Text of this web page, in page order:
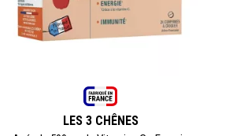
LES 3 CHÊNES